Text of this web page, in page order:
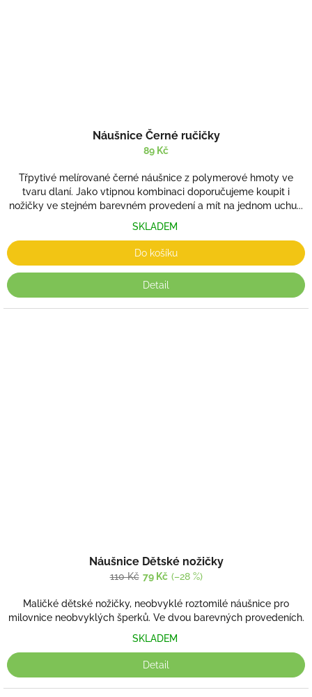
Náušnice Černé ručičky
89 Kč
Třpytivé melírované černé náušnice z polymerové hmoty ve
tvaru dlaní. Jako vtipnou kombinaci doporučujeme koupit i
nožičky ve stejném barevném provedení a mít na jednom uchu...
SKLADEM
Do košíku
Detail
Náušnice Dětské nožičky
110 Kč 79 Kč (–28 %)
Maličké dětské nožičky, neobvyklé roztomilé náušnice pro
milovnice neobvyklých šperků. Ve dvou barevných provedeních.
SKLADEM
Detail